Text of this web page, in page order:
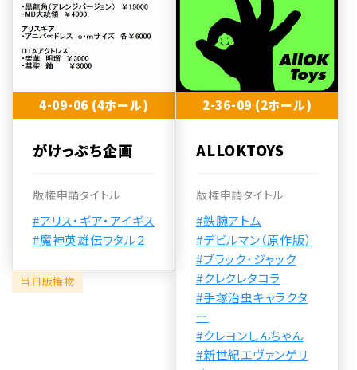
4-09-06 (4ホール)
がけっぷち企画
版権申請タイトル
#アリス・ギア・アイギス
#魔神英雄伝ワタル２
当日版権物
2-36-09 (2ホール)
ALLOKTOYS
版権申請タイトル
#鉄腕アトム
#デビルマン（原作版）
#ブラック･ジャック
#クレクレタコラ
#手塚治虫キャラクタ
ー
#クレヨンしんちゃん
#新世紀エヴァンゲリ